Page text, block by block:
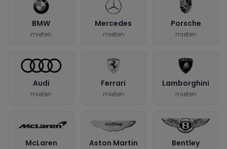
BMW
mieten
Mercedes
mieten
Porsche
mieten
Audi
mieten
Ferrari
mieten
Lamborghini
mieten
McLaren Aston Martin Bentley